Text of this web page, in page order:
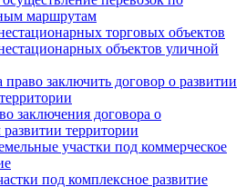
маршрутам
торговых объектов
объектов уличной
заключить договор о развитии
заключения договора о
территории
участки под коммерческое
под комплексное развитие